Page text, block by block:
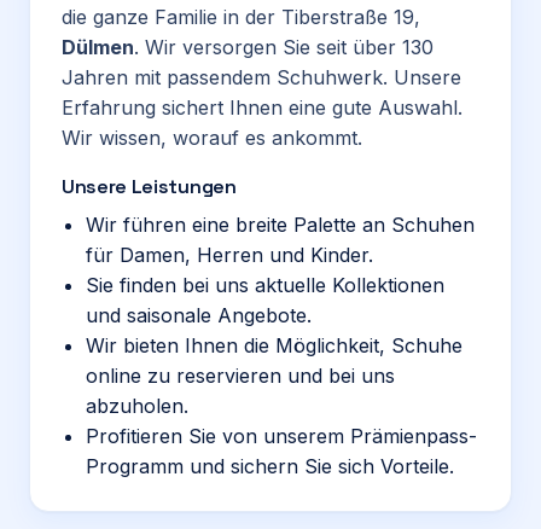
die ganze Familie in der Tiberstraße 19,
Dülmen. Wir versorgen Sie seit über 130
Jahren mit passendem Schuhwerk. Unsere
Erfahrung sichert Ihnen eine gute Auswahl.
Wir wissen, worauf es ankommt.
Unsere Leistungen
Wir führen eine breite Palette an Schuhen
für Damen, Herren und Kinder.
Sie finden bei uns aktuelle Kollektionen
und saisonale Angebote.
Wir bieten Ihnen die Möglichkeit, Schuhe
online zu reservieren und bei uns
abzuholen.
Profitieren Sie von unserem Prämienpass-
Programm und sichern Sie sich Vorteile.